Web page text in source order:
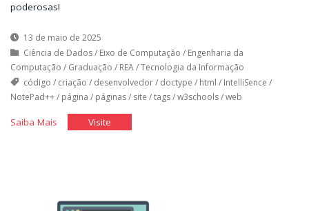
poderosas!
13 de maio de 2025
Ciência de Dados/ Eixo de Computação / Engenharia da
Computação / Graduação / REA/Tecnologia da Informação
código / criação / desenvolvedor/ doctype / html / IntelliSence /
NotePad++/ página / páginas/ site /tags/w3schools/web
Saiba Mais"HTML
Visite"HTML